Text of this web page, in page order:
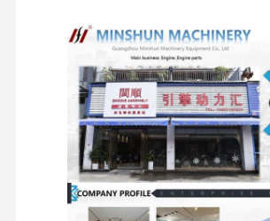
starterowe
Komponenty
obracające
się
Wyniki
badań